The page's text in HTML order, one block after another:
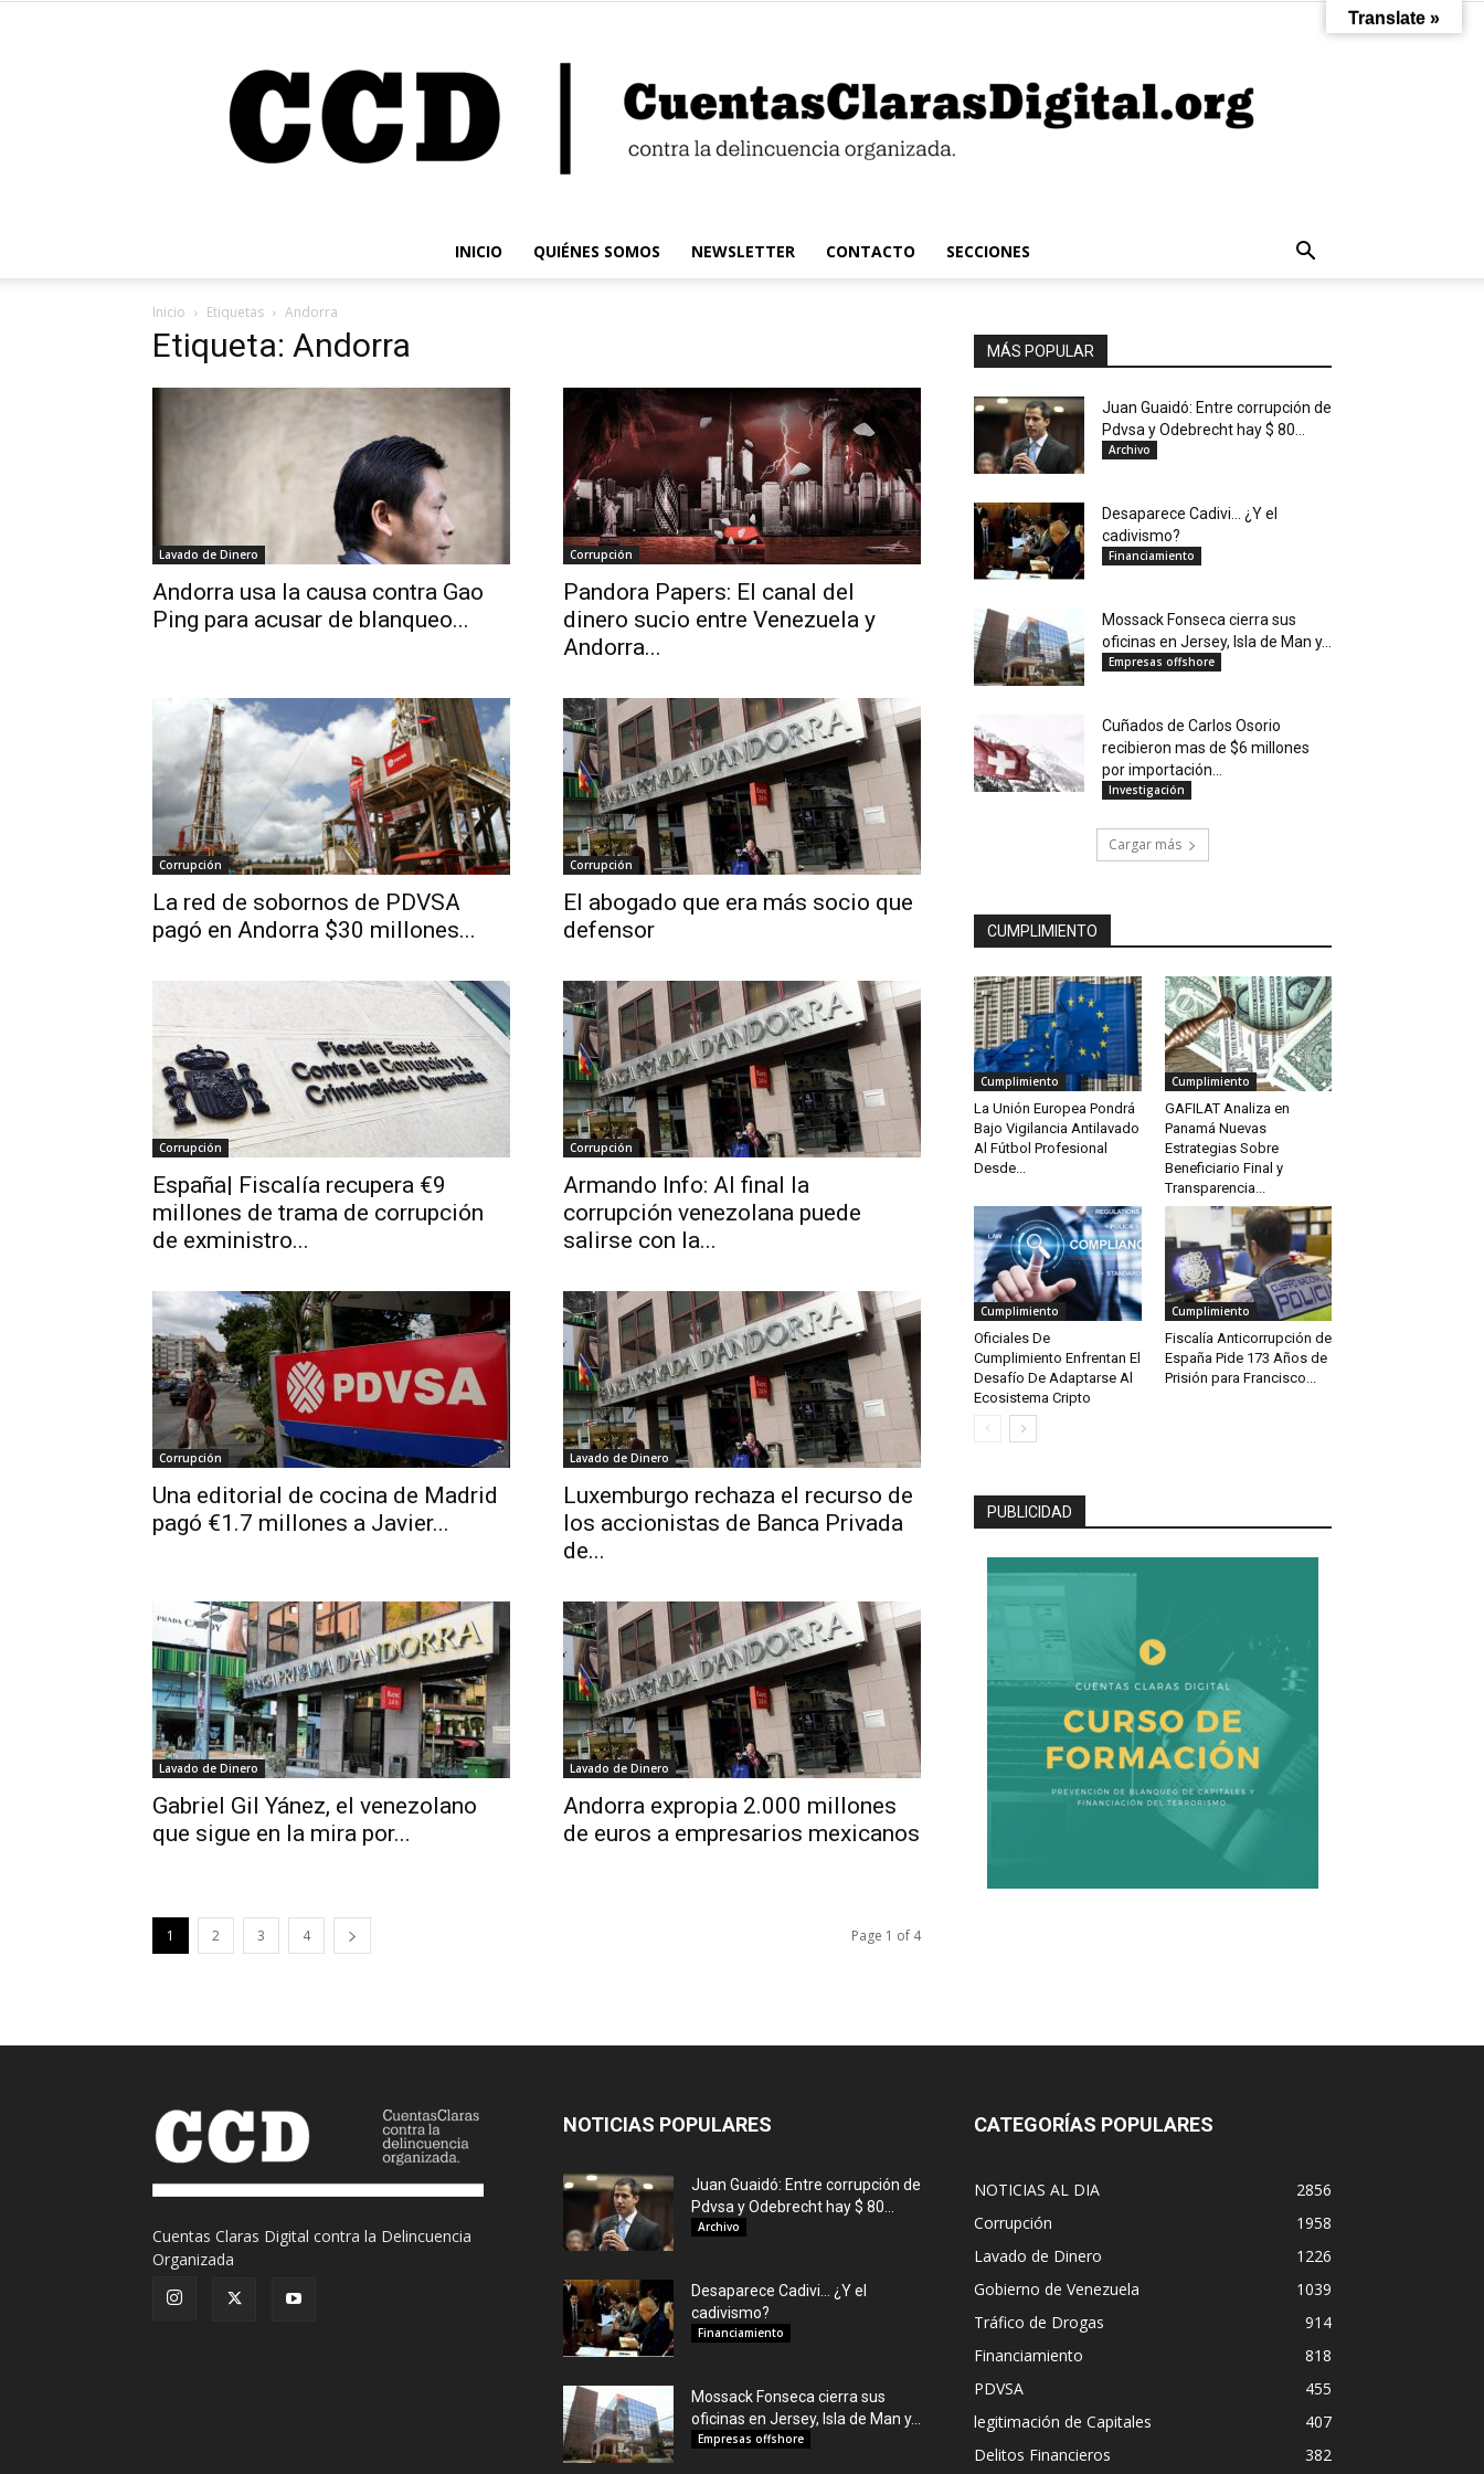
Claras
Digital
INICIO QUIÉNES SOMOS NEWSLETTER CONTACTO SECCIONES
Inicio Etiquetas Andorra
Etiqueta: Andorra
Lavado de Dinero
Andorra usa la causa contra Gao
Ping para acusar de blanqueo...
Corrupción
Pandora Papers: El canal del
dinero sucio entre Venezuela y
Andorra...
Corrupción
La red de sobornos de PDVSA
pagó en Andorra $30 millones...
Corrupción
El abogado que era más socio que
defensor
Corrupción
España| Fiscalía recupera €9
millones de trama de corrupción
de exministro...
Corrupción
Armando Info: Al final la
corrupción venezolana puede
salirse con la...
Corrupción
Una editorial de cocina de Madrid
pagó €1.7 millones a Javier...
Lavado de Dinero
Luxemburgo rechaza el recurso de
los accionistas de Banca Privada
de...
Lavado de Dinero
Gabriel Gil Yánez, el venezolano
que sigue en la mira por...
Lavado de Dinero
Andorra expropia 2.000 millones
de euros a empresarios mexicanos
1 2 3 4 Page 1 of 4
MÁS POPULAR
Juan Guaidó: Entre corrupción de
Pdvsa y Odebrecht hay $ 80...
Archivo
Desaparece Cadivi… ¿Y el
cadivismo?
Financiamiento
Mossack Fonseca cierra sus
oficinas en Jersey, Isla de Man y...
Empresas offshore
Cuñados de Carlos Osorio
recibieron mas de $6 millones
por importación...
Investigación
Cargar más
CUMPLIMIENTO
Cumplimiento
La Unión Europea Pondrá
Bajo Vigilancia Antilavado
Al Fútbol Profesional
Desde...
Cumplimiento
GAFILAT Analiza en
Panamá Nuevas
Estrategias Sobre
Beneficiario Final y
Transparencia...
Cumplimiento
Oficiales De
Cumplimiento Enfrentan El
Desafío De Adaptarse Al
Ecosistema Cripto
Cumplimiento
Fiscalía Anticorrupción de
España Pide 173 Años de
Prisión para Francisco...
PUBLICIDAD
Cuentas Claras Digital contra la Delincuencia
Organizada
NOTICIAS POPULARES
Juan Guaidó: Entre corrupción de
Pdvsa y Odebrecht hay $ 80...
Archivo
Desaparece Cadivi… ¿Y el
cadivismo?
Financiamiento
Mossack Fonseca cierra sus
oficinas en Jersey, Isla de Man y...
Empresas offshore
CATEGORÍAS POPULARES
NOTICIAS AL DIA
2856
Corrupción
1958
Lavado de Dinero
1226
Gobierno de Venezuela
1039
Tráfico de Drogas
914
Financiamiento
818
PDVSA
455
legitimación de Capitales
407
Delitos Financieros
382
Translate »